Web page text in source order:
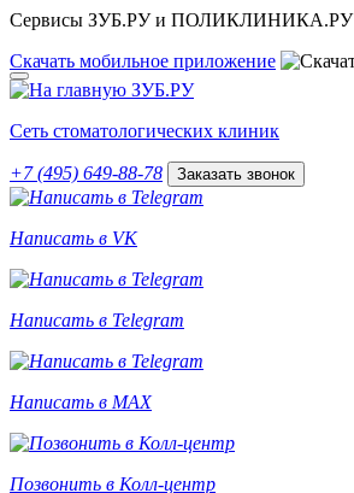
Сервисы ЗУБ.РУ и ПОЛИКЛИНИКА.РУ
Скачать мобильное приложение
Сеть стоматологических клиник
+7 (495) 649-88-78 Заказать звонок
Написать в VK
Написать в Telegram
Написать в MAX
Позвонить в Колл-центр